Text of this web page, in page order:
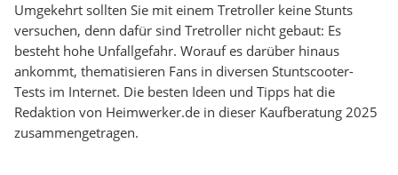
Umgekehrt sollten Sie mit einem Tretroller keine Stunts
versuchen, denn dafür sind Tretroller nicht gebaut: Es
besteht hohe Unfallgefahr. Worauf es darüber hinaus
ankommt, thematisieren Fans in diversen Stuntscooter-
Tests im Internet. Die besten Ideen und Tipps hat die
Redaktion von Heimwerker.de in dieser Kaufberatung 2025
zusammengetragen.